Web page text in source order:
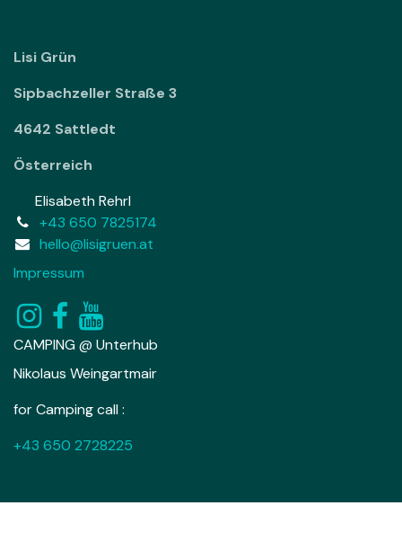
Lisi Grün
Sipbachzeller Straße 3
4642 Sattledt
Österreich
Elisabeth Rehrl
+43 650 7825174
hello@lisigruen.at
Impressum
CAMPING @ Unterhub
Nikolaus Weingartmair
for Camping call :
+43 650 2728225